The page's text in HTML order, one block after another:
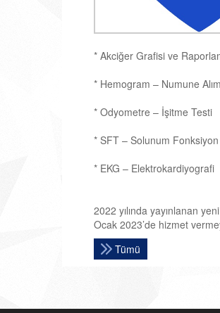
* Akciğer Grafisi ve
* Hemogram – Numune
* Odyometre – İşitme Testi
* SFT – Solunum
* EKG – Elektrokardiyografi
2022 yılında yayınlanan
Ocak 2023’de hizmet
Tümü